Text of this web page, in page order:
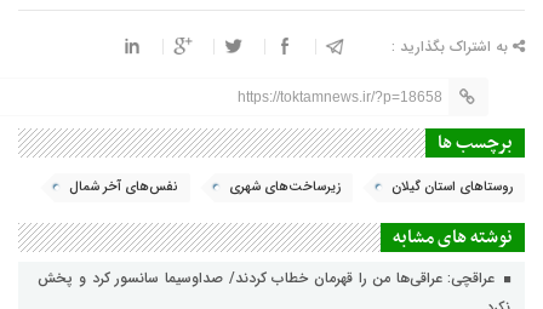
به اشتراک بگذارید :
https://toktamnews.ir/?p=18658
برچسب ها
روستاهای استان گیلان زیرساخت‌های شهری نفس‌های آخر شمال
نوشته های مشابه
عراقچی: عراقی‌ها من را قهرمان خطاب کردند/ صداوسیما سانسور کرد و پخش